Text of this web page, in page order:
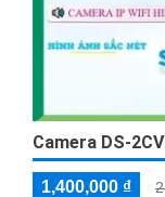
Camera DS-
1,400,000 ₫